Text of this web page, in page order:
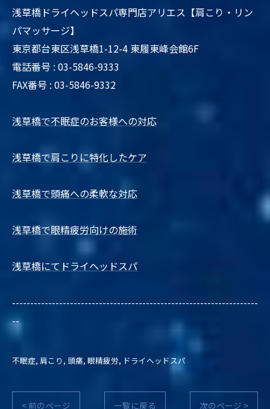
浅草橋ドライヘッドスパ専門店アリエス【肩こり・リン
パマッサージ】
東京都台東区浅草橋1-12-4 東履東峰会館6F
電話番号 : 03-5846-9333
FAX番号 : 03-5846-9332
浅草橋で不眠症のお客様への対応
浅草橋で肩こりに特化したケア
浅草橋で頭痛への柔軟な対応
浅草橋で眼精疲労向けの施術
浅草橋にてドライヘッドスパ
--------------------------------------------------------------------
--
不眠症 肩こり 頭痛 眼精疲労 ドライヘッドスパ
< 前のページ 一覧に戻る 次のページ >